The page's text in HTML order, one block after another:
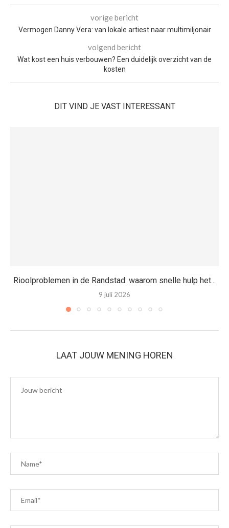
vorige bericht
Vermogen Danny Vera: van lokale artiest naar multimiljonair
volgend bericht
Wat kost een huis verbouwen? Een duidelijk overzicht van de
kosten
DIT VIND JE VAST INTERESSANT
Rioolproblemen in de Randstad: waarom snelle hulp het...
9 juli 2026
LAAT JOUW MENING HOREN